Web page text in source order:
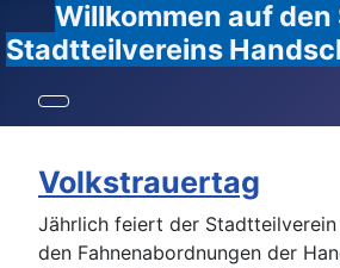
Willkommen auf den
Stadtteilvereins
Volkstrauertag
Jährlich feiert der Stadtteilverein
den Fahnenabordnungen der